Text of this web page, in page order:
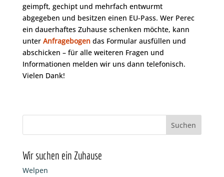
geimpft, gechipt und mehrfach entwurmt
abgegeben und besitzen einen EU-Pass. Wer Perec
ein dauerhaftes Zuhause schenken möchte, kann
unter Anfragebogendas Formular ausfüllen und
abschicken – für alle weiteren Fragen und
Informationen melden wir uns dann telefonisch.
Vielen Dank!
Wir suchen ein Zuhause
Welpen